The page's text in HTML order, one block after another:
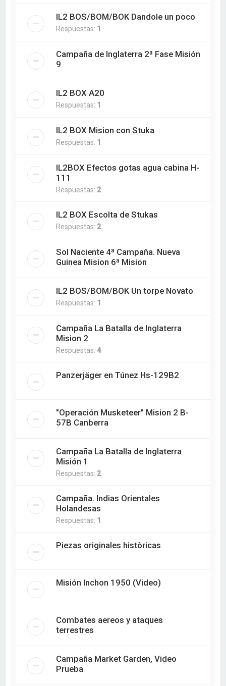
IL2 BOS/BOM/BOK Dandole un poco
Respuestas: 1
Campaña de Inglaterra 2ª Fase Misión
9
IL2 BOX A20
Respuestas: 1
IL2 BOX Mision con Stuka
Respuestas: 1
IL2BOX Efectos gotas agua cabina H-
111
Respuestas: 2
IL2 BOX Escolta de Stukas
Respuestas: 2
Sol Naciente 4ª Campaña. Nueva
Guinea Mision 6ª Mision
IL2 BOS/BOM/BOK Un torpe Novato
Respuestas: 1
Campaña La Batalla de Inglaterra
Mision 2
Respuestas:4
Panzerjäger en Túnez Hs-129B2
"Operación Musketeer" Mision 2 B-
57B Canberra
Campaña La Batalla de Inglaterra
Misión 1
Respuestas: 2
Campaña. Indias Orientales
Holandesas
Respuestas: 1
Piezas originales històricas
Misión Inchon 1950 (Video)
Combates aereos y ataques
terrestres
Campaña Market Garden, Video
Prueba